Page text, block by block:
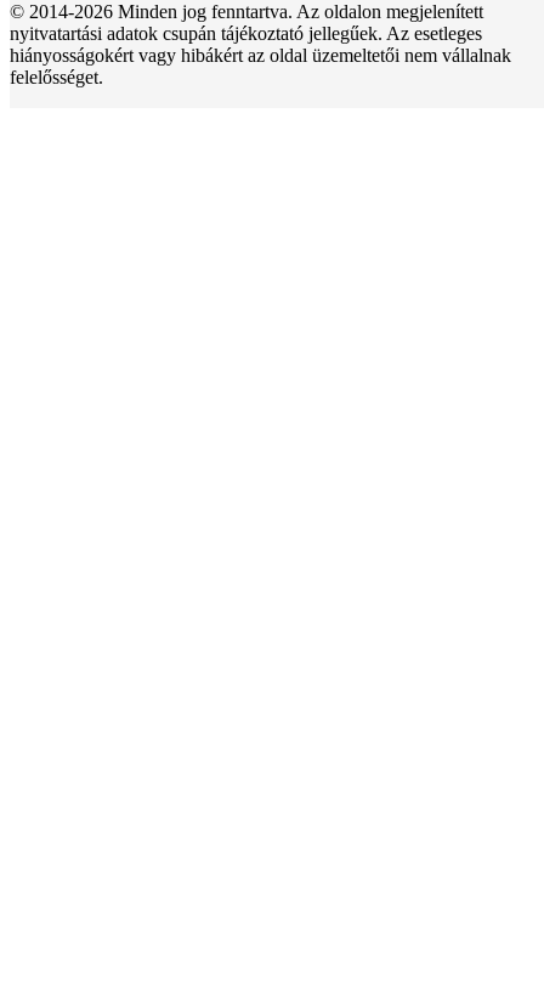
© 2014-2026 Minden jog fenntartva. Az oldalon megjelenített
nyitvatartási adatok csupán tájékoztató jellegűek. Az esetleges
hiányosságokért vagy hibákért az oldal üzemeltetői nem vállalnak
felelősséget.